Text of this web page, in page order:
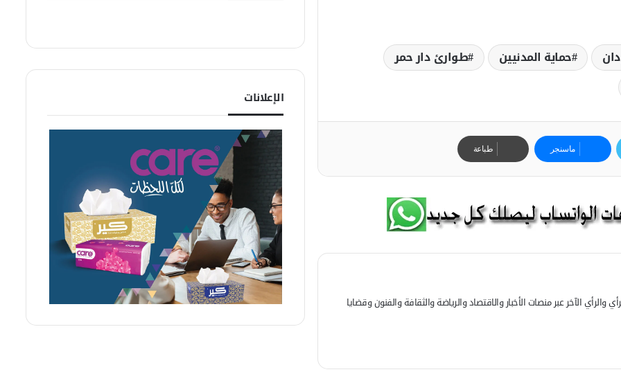
حماية المدنيين
طوارئ دار حمر
ماسنجر طباعة
الآخر عبر منصات الأخبار والاقتصاد والرياضة والثقافة والفنون وقضايا
الإعلانات